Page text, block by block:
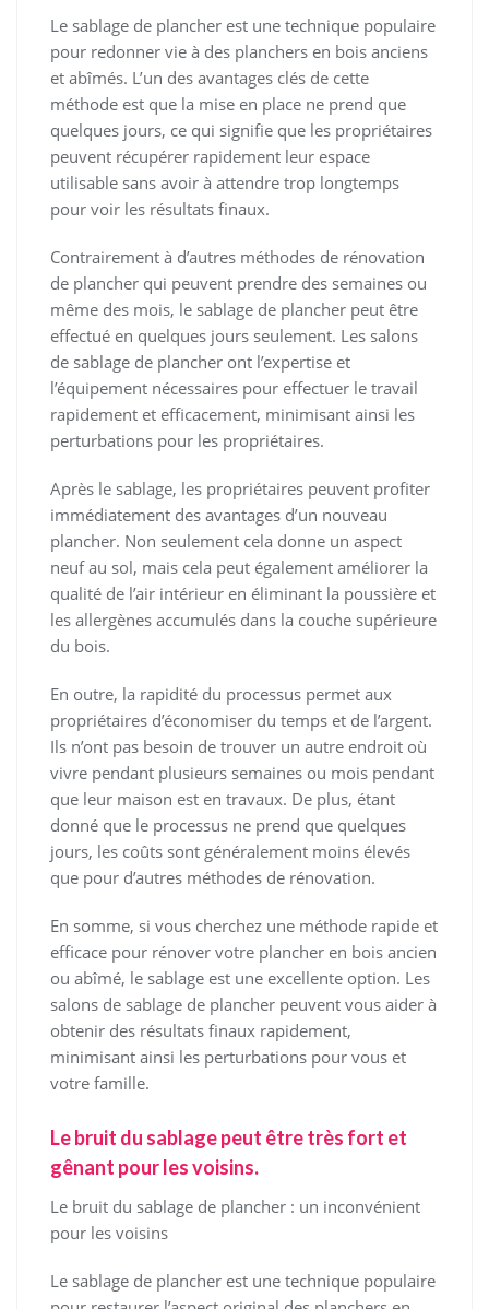
Le sablage de plancher est une technique populaire
pour redonner vie à des planchers en bois anciens
et abîmés. L’un des avantages clés de cette
méthode est que la mise en place ne prend que
quelques jours, ce qui signifie que les propriétaires
peuvent récupérer rapidement leur espace
utilisable sans avoir à attendre trop longtemps
pour voir les résultats finaux.
Contrairement à d’autres méthodes de rénovation
de plancher qui peuvent prendre des semaines ou
même des mois, le sablage de plancher peut être
effectué en quelques jours seulement. Les salons
de sablage de plancher ont l’expertise et
l’équipement nécessaires pour effectuer le travail
rapidement et efficacement, minimisant ainsi les
perturbations pour les propriétaires.
Après le sablage, les propriétaires peuvent profiter
immédiatement des avantages d’un nouveau
plancher. Non seulement cela donne un aspect
neuf au sol, mais cela peut également améliorer la
qualité de l’air intérieur en éliminant la poussière et
les allergènes accumulés dans la couche supérieure
du bois.
En outre, la rapidité du processus permet aux
propriétaires d’économiser du temps et de l’argent.
Ils n’ont pas besoin de trouver un autre endroit où
vivre pendant plusieurs semaines ou mois pendant
que leur maison est en travaux. De plus, étant
donné que le processus ne prend que quelques
jours, les coûts sont généralement moins élevés
que pour d’autres méthodes de rénovation.
En somme, si vous cherchez une méthode rapide et
efficace pour rénover votre plancher en bois ancien
ou abîmé, le sablage est une excellente option. Les
salons de sablage de plancher peuvent vous aider à
obtenir des résultats finaux rapidement,
minimisant ainsi les perturbations pour vous et
votre famille.
Le bruit du sablage peut être très fort et
gênant pour les voisins.
Le bruit du sablage de plancher : un inconvénient
pour les voisins
Le sablage de plancher est une technique populaire